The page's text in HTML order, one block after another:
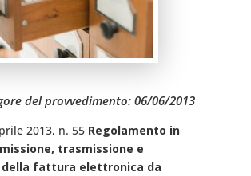
del provvedimento: 06/06/2013
2013, n. 55 Regolamento in
trasmissione e
fattura elettronica da